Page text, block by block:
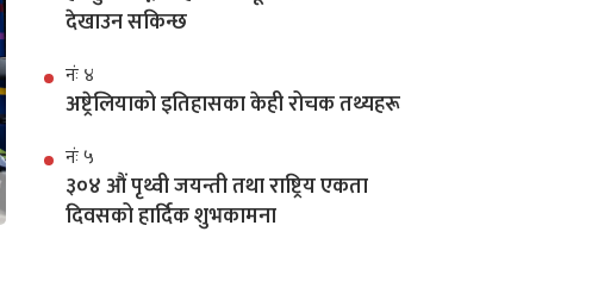
देखाउन सकिन्छ
नंः ४
अष्ट्रेलियाको इतिहासका केही रोचक तथ्यहरू
नंः ५
३०४ औं पृथ्वी जयन्ती तथा राष्ट्रिय एकता
दिवसको हार्दिक शुभकामना